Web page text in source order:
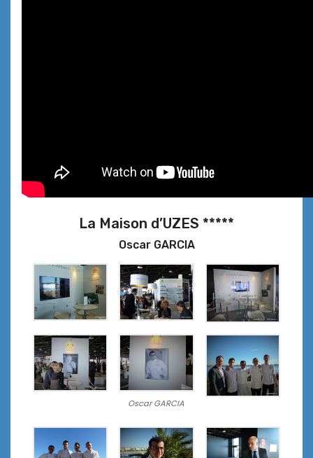
La Maison d’UZES *****
Oscar GARCIA
Oscar GARCIA